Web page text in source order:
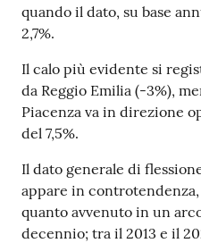
Accedi
quando il dato, su base
2,7%.
Il calo più evidente si
da Reggio Emilia (-3%),
Piacenza va in direzione
del 7,5%.
Il dato generale di
appare in
quanto avvenuto in un
decennio; tra il 2013 e il